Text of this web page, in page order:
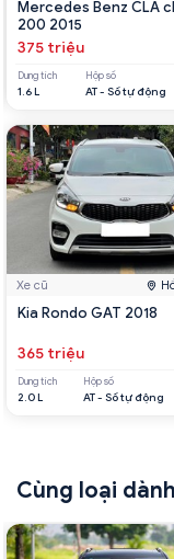
Mercedes Benz CLA
200 2015
375 triệu
Dung tích
1.6 L
Hộp số
AT - Số tự động
Xe cũ
Kia Rondo GAT 2018
365 triệu
Dung tích
2.0 L
Hộp số
AT - Số tự động
Cùng loại